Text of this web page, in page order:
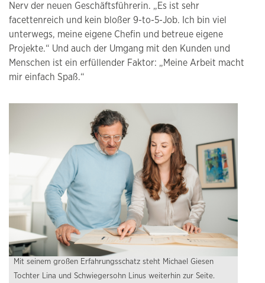
Nerv der neuen Geschäftsführerin. „Es ist sehr
facettenreich und kein bloßer 9-to-5-Job. Ich bin viel
unterwegs, meine eigene Chefin und betreue eigene
Projekte.“ Und auch der Umgang mit den Kunden und
Menschen ist ein erfüllender Faktor: „Meine Arbeit macht
mir einfach Spaß.“
Mit seinem großen Erfahrungsschatz steht Michael Giesen
Tochter Lina und Schwiegersohn Linus weiterhin zur Seite.